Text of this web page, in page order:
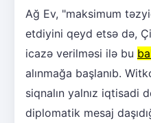
Ağ Ev, "maksimum
etdiyini qeyd etsə də,
icazə verilməsi ilə bu
alınmağa başlanıb.
siqnalın yalnız iqtisadi
diplomatik mesaj